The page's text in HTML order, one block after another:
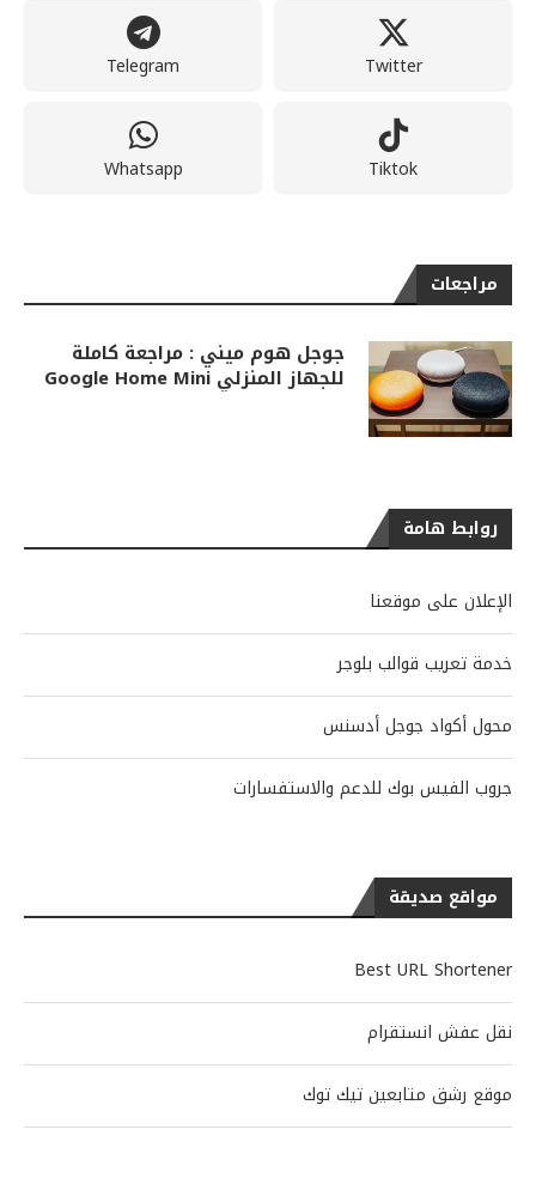
Twitter
Telegram
Tiktok
Whatsapp
مراجعات
جوجل هوم ميني : مراجعة كاملة
للجهاز المنزلي Google Home Mini
روابط هامة
الإعلان على موقعنا
خدمة تعريب قوالب بلوجر
محول أكواد جوجل أدسنس
جروب الفيس بوك للدعم والاستفسارات
مواقع صديقة
Best URL Shortener
نقل عفش انستقرام
موقع رشق متابعين تيك توك